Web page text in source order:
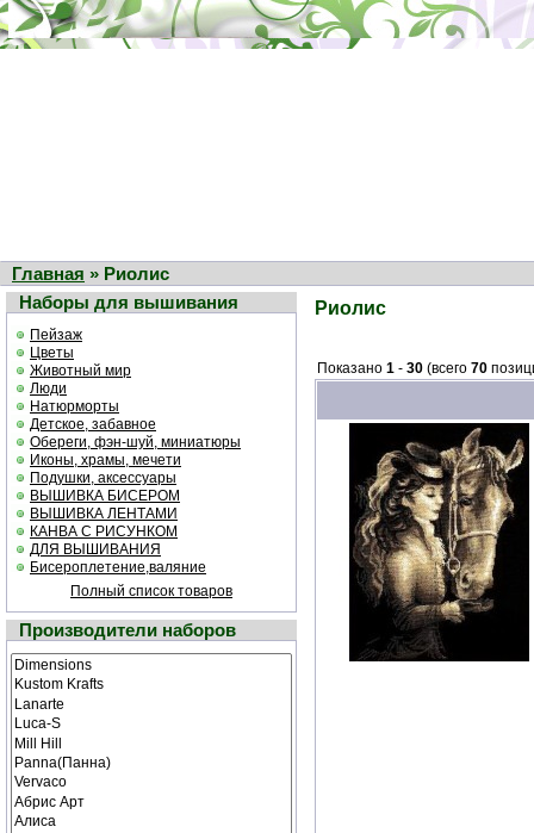
Главная » Риолис
Наборы для вышивания
Пейзаж
Цветы
Животный мир
Люди
Натюрморты
Детское, забавное
Обереги, фэн-шуй, миниатюры
Иконы, храмы, мечети
Подушки, аксессуары
ВЫШИВКА БИСЕРОМ
ВЫШИВКА ЛЕНТАМИ
КАНВА С РИСУНКОМ
ДЛЯ ВЫШИВАНИЯ
Бисероплетение,валяние
Полный список товаров
Производители наборов
Риолис
Показано 1 - 30 (всего 70